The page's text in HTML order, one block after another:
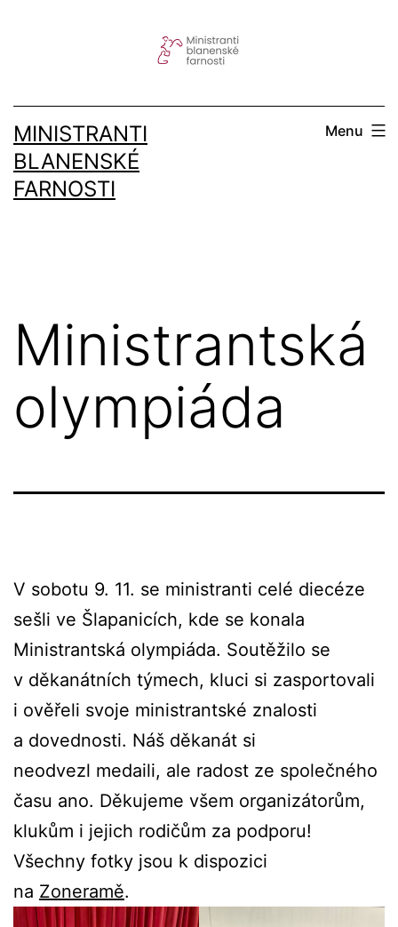
MINISTRANTI
BLANENSKÉ
FARNOSTI
Menu
Ministrantská
olympiáda
V sobotu 9. 11. se ministranti celé diecéze
sešli ve Šlapanicích, kde se konala
Ministrantská olympiáda. Soutěžilo se
v děkanátních týmech, kluci si zasportovali
i ověřeli svoje ministrantské znalosti
a dovednosti. Náš děkanát si
neodvezl medaili, ale radost ze společného
času ano. Děkujeme všem organizátorům,
klukům i jejich rodičům za podporu!
Všechny fotky jsou k dispozici
na Zoneramě.